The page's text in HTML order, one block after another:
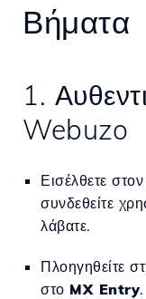
Βήματα
1.
Webuzo
Εισέλθετε
συνδεθείτε
λάβατε.
Πλοηγηθείτε
στο MX Entry.